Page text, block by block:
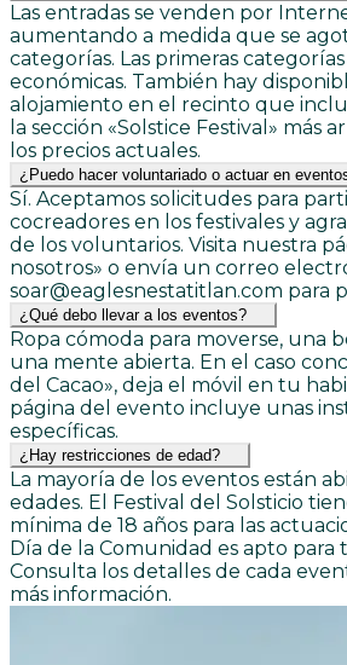
Las entradas se venden por
aumentando a medida que se
categorías. Las primeras categorías
económicas. También hay
alojamiento en el recinto que
la sección «Solstice Festival» más
los precios actuales.
¿Puedo hacer voluntariado o actuar en
Sí. Aceptamos solicitudes para
cocreadores en los festivales y
de los voluntarios. Visita nuestra
nosotros» o envía un correo
soar@eaglesnestatitlan.com para
¿Qué debo llevar a los eventos?
Ropa cómoda para moverse, una
una mente abierta. En el caso
del Cacao», deja el móvil en tu
página del evento incluye unas
específicas.
¿Hay restricciones de edad?
La mayoría de los eventos están
edades. El Festival del Solsticio
mínima de 18 años para las
Día de la Comunidad es apto para
Consulta los detalles de cada
más información.